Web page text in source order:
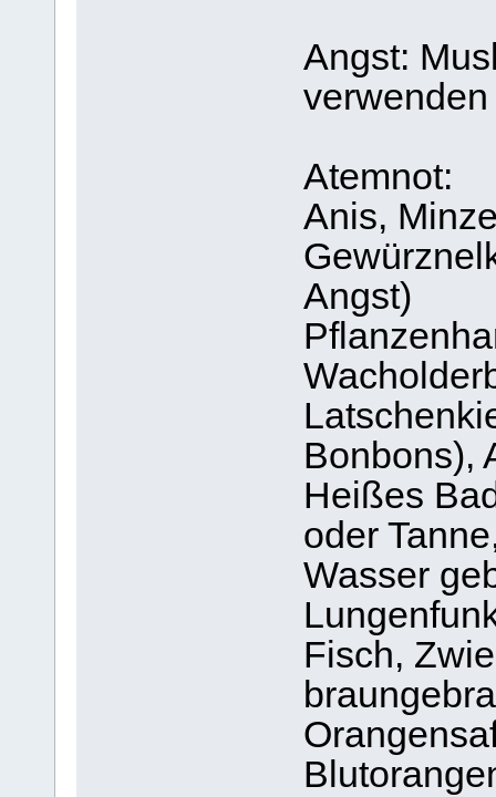
Angst:
verwenden
Atemnot:
Anis,
Angst)
Bonbons),
Heißes
oder
Wasser
Fisch,